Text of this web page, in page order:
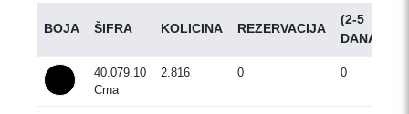
BOJA ŠIFRA KOLICINA REZERVACIJA
(2-5
DANA)
40.079.10
Crna
2.816 0 0